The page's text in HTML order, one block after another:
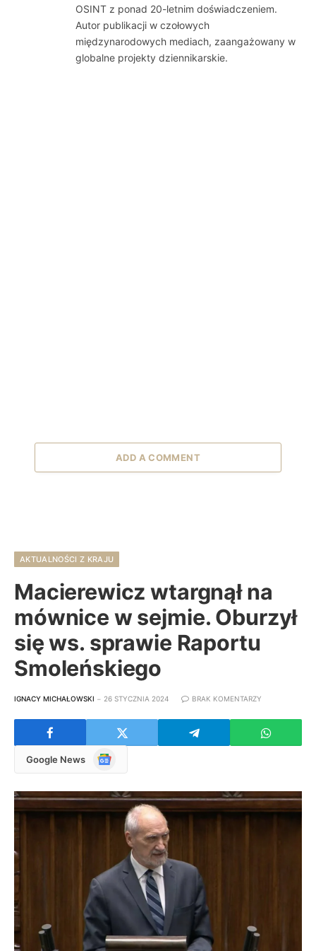
OSINT z ponad 20-letnim doświadczeniem.
Autor publikacji w czołowych
międzynarodowych mediach, zaangażowany w
globalne projekty dziennikarskie.
ADD A COMMENT
AKTUALNOŚCI Z KRAJU
Macierewicz wtargnął na
mównice w sejmie. Oburzył
się ws. sprawie Raportu
Smoleńskiego
IGNACY MICHAŁOWSKI 26 STYCZNIA 2024 BRAK KOMENTARZY
Google News
Google